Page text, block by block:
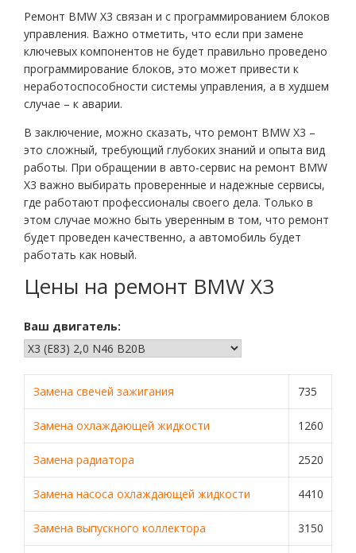
Ремонт BMW X3 связан и с программированием блоков
управления. Важно отметить, что если при замене
ключевых компонентов не будет правильно проведено
программирование блоков, это может привести к
неработоспособности системы управления, а в худшем
случае – к аварии.
В заключение, можно сказать, что ремонт BMW X3 –
это сложный, требующий глубоких знаний и опыта вид
работы. При обращении в авто-сервис на ремонт BMW
X3 важно выбирать проверенные и надежные сервисы,
где работают профессионалы своего дела. Только в
этом случае можно быть уверенным в том, что ремонт
будет проведен качественно, а автомобиль будет
работать как новый.
Цены на ремонт BMW X3
Ваш двигатель:
Замена свечей зажигания 735
Замена охлаждающей жидкости 1260
Замена радиатора 2520
Замена насоса охлаждающей жидкости 4410
Замена выпускного коллектора 3150